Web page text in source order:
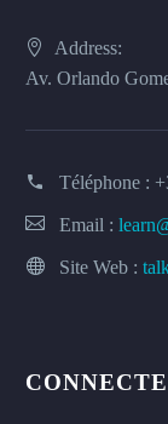
Address:
Av. Orlando
Téléphone :
Email :
Site Web :